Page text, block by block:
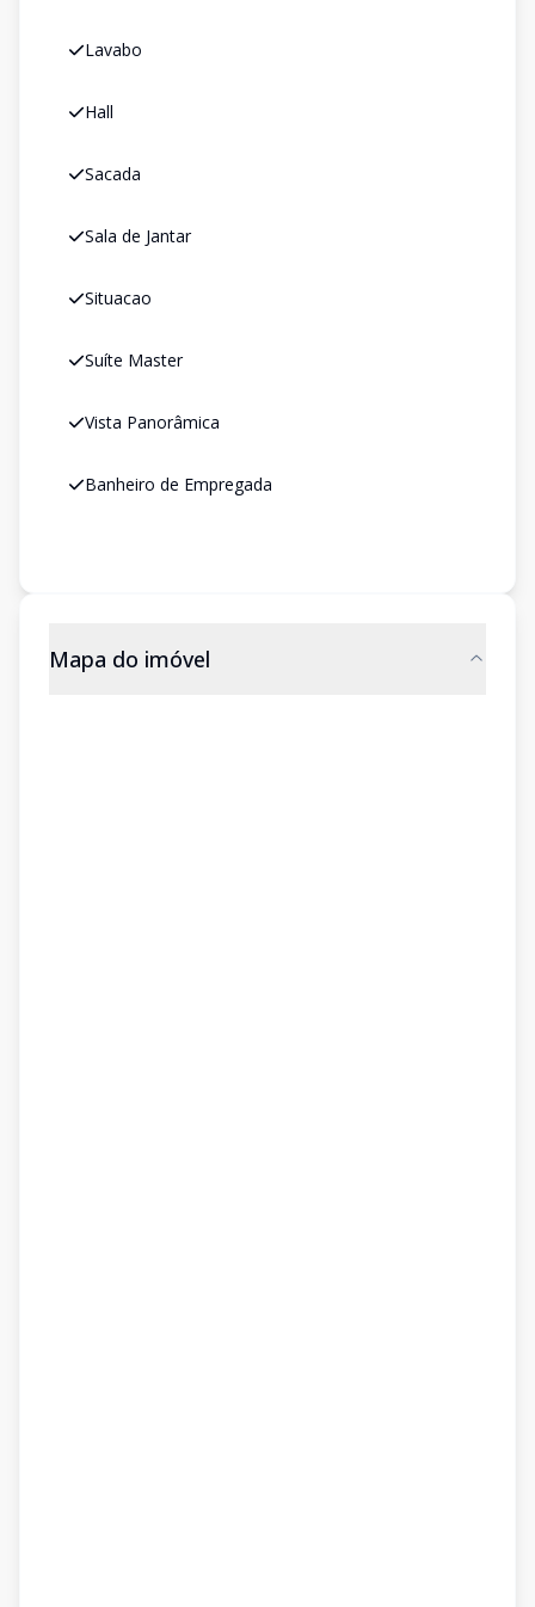
Lavabo
Hall
Sacada
Sala de Jantar
Situacao
Suíte Master
Vista Panorâmica
Banheiro de Empregada
Mapa do imóvel